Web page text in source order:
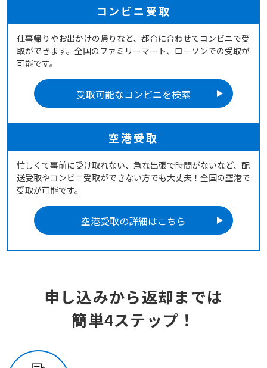
コンビニ受取
仕事帰りやお出かけの帰りなど、都合に合わせてコンビニで受
取ができます。全国のファミリーマート、ローソンでの受取が
可能です。
受取可能なコンビニを検索
空港受取
忙しくて事前に受け取れない、急な出張で時間がないなど、配
送受取やコンビニ受取ができない方でも大丈夫！全国の空港で
受取が可能です。
空港受取の詳細はこちら
申し込みから返却までは
簡単4ステップ！